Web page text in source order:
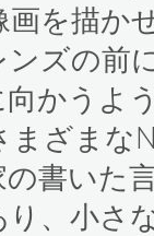
画を描か
ンズの前
かうよ
まざまな
書いた
り、小さ